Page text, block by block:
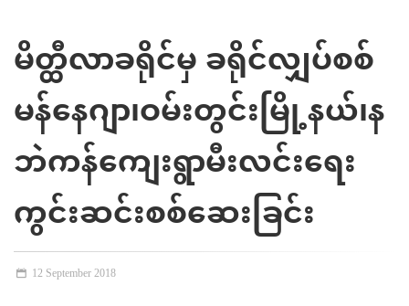
မိတ္ထီလာခရိုင်မှ ခရိုင်လျှပ်စစ်
မန်နေဂျာ၊ဝမ်းတွင်းမြို့နယ်၊န
ဘဲကန်ကျေးရွာမီးလင်းရေး
ကွင်းဆင်းစစ်ဆေးခြင်း
12 September 2018